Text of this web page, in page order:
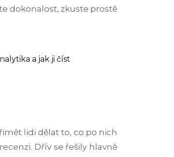
dokonalost, zkuste prostě
a jak ji číst
lidi dělat to, co po nich
Dřív se řešily hlavně